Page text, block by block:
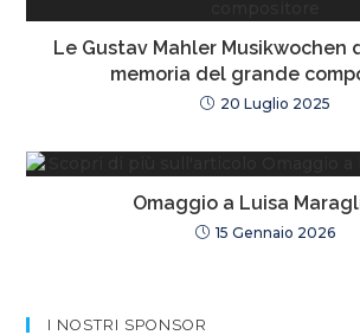
Le Gustav Mahler Musikwochen
memoria del grande
20 Luglio 2025
Omaggio a Luisa
15 Gennaio 2026
I NOSTRI SPONSOR